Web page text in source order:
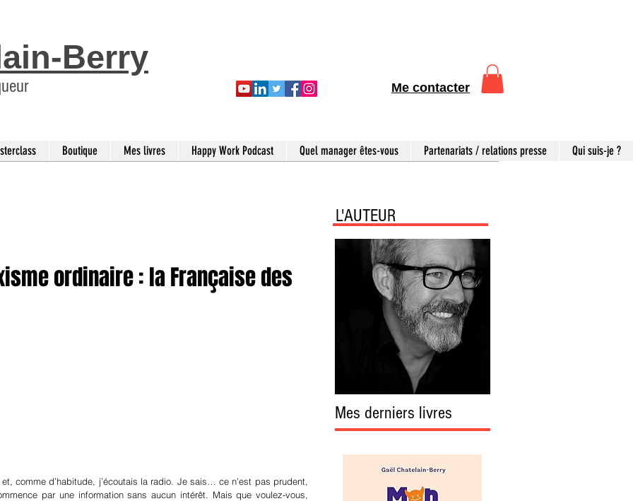
Berry
Me contacter
Boutique Mes livres Happy Work Podcast Quel manager êtes-vous Partenariats / relations presse Qui suis-je ?
ordinaire : la Française des
comme d’habitude, j’écoutais la radio. Je sais… ce n’est pas prudent,
par une information sans aucun intérêt. Mais que voulez-vous,
L'AUTEUR
Mes derniers livres